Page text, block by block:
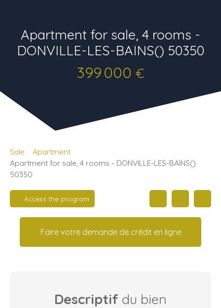
Apartment for sale, 4 rooms -
DONVILLE-LES-BAINS() 50350
399 000 €
Sale
Apartment
Apartment for sale, 4 rooms - DONVILLE-LES-BAINS()
50350
Access the program
Faire votre demande de crédit en ligne
Descriptif du bien